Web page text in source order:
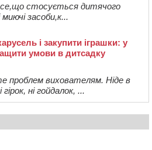
все,що стосується дитячого
засоби,к...
і закупити іграшки: у
умови в дитсадку
проблем вихователям. Ніде в
ні гойдалок, ...